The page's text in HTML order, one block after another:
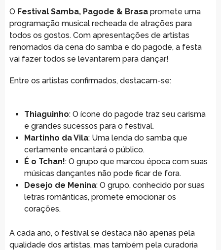
O Festival Samba, Pagode & Brasapromete uma
programação musical recheada de atrações para
todos os gostos. Com apresentações de artistas
renomados da cena do samba e do pagode, a festa
vai fazer todos se levantarem para dançar!
Entre os artistas confirmados, destacam-se:
Thiaguinho: O ícone do pagode traz seu carisma
e grandes sucessos para o festival.
Martinho da Vila: Uma lenda do samba que
certamente encantará o público.
É o Tchan!: O grupo que marcou época com suas
músicas dançantes não pode ficar de fora.
Desejo de Menina: O grupo, conhecido por suas
letras românticas, promete emocionar os
corações.
A cada ano, o festival se destaca não apenas pela
qualidade dos artistas, mas também pela curadoria